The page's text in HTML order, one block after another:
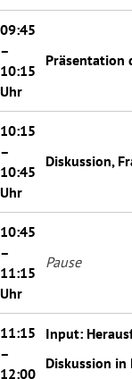
09:45
–
10:15
Uhr
Präsentation
10:15
–
10:45
Uhr
Diskussion,
10:45
–
11:15
Uhr
Pause
11:15
–
12:00
Input:
Diskussion